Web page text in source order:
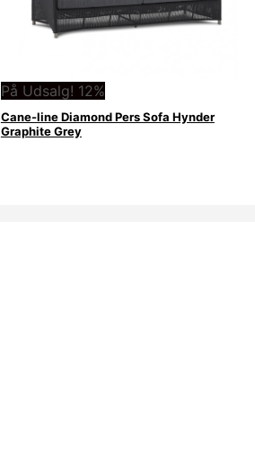
På Udsalg! 12%
Cane-line Diamond Pers Sofa Hynder
Graphite Grey